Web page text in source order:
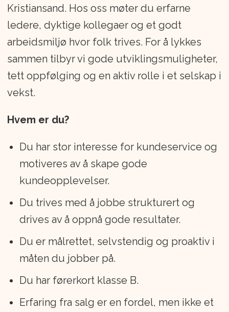
servicetjenester på person- og varebiler.
Datterselskapet Caravan Supply AS, som
er grossist for Bobil- og Caravan
markedet, eies 100% av RSA.
Hovedadministrasjonen med Økonomi,
hovedkontor på Gulskogen i Drammen.
Kristiansand. Hos oss møter du erfarne
ledere, dyktige kollegaer og et godt
arbeidsmiljø hvor folk trives. For å lykkes
sammen tilbyr vi gode utviklingsmuligheter,
tett oppfølging og en aktiv rolle i et selskap i
vekst.
Hvem er du?
Du har stor interesse for kundeservice og
motiveres av å skape gode
kundeopplevelser.
Du trives med å jobbe strukturert og
drives av å oppnå gode resultater.
Du er målrettet, selvstendig og proaktiv i
måten du jobber på.
Du har førerkort klasse B.
Erfaring fra salg er en fordel, men ikke et